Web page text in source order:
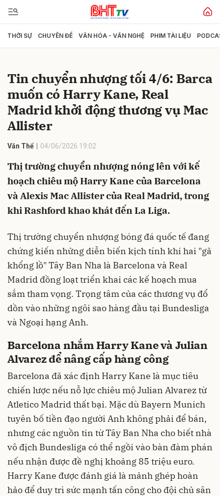
THỜI SỰ CHUYÊN ĐỀ VĂN HÓA - VĂN NGHỆ PHIM TÀI LIỆU
Tin chuyển nhượng tối 4/6: Barca
muốn có Harry Kane, Real
Madrid khởi động thương vụ Mac
Allister
Văn Thể 04/06/2026 19:02
Thị trường chuyển nhượng nóng lên với kế
hoạch chiêu mộ Harry Kane của Barcelona
và Alexis Mac Allister của Real Madrid, trong
khi Rashford khao khát đến La Liga.
Thị trường chuyển nhượng bóng đá quốc tế đang
chứng kiến những diễn biến kịch tính khi hai "gã
khổng lồ" Tây Ban Nha là Barcelona và Real
Madrid đồng loạt triển khai các kế hoạch mua
sắm tham vọng. Trọng tâm của các thương vụ đổ
dồn vào những ngôi sao hàng đầu tại Bundesliga
và Ngoại hạng Anh.
Barcelona nhắm Harry Kane và Julian
Alvarez để nâng cấp hàng công
Barcelona đã xác định Harry Kane là mục tiêu
chiến lược nếu nỗ lực chiêu mộ Julian Alvarez từ
Atletico Madrid thất bại. Mặc dù Bayern Munich
tuyên bố tiền đạo người Anh không phải để bán,
nhưng các nguồn tin từ Tây Ban Nha cho biết nhà
vô địch Bundesliga có thể ngồi vào bàn đàm phán
nếu nhận được đề nghị khoảng 85 triệu euro.
Harry Kane được đánh giá là mảnh ghép hoàn
hảo để duy trì sức mạnh tấn công cho đội chủ sân
Gửi bình luận